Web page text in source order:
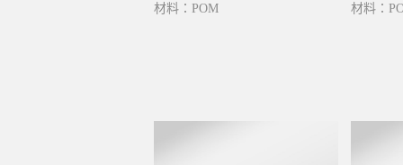
材料：POM 材料：